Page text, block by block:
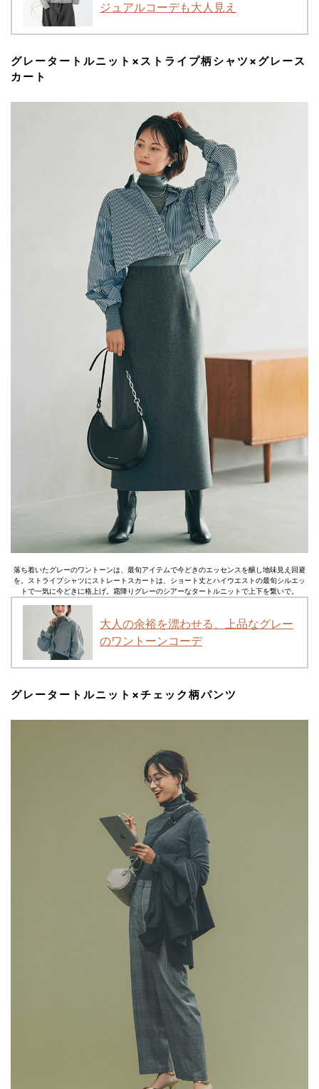
ジュアルコーデも大人見え
グレータートルニット×ストライプ柄シャツ×グレース
カート
落ち着いたグレーのワントーンは、最旬アイテムで今どきのエッセンスを醸し地味見え回避
を。ストライプシャツにストレートスカートは、ショート丈とハイウエストの最旬シルエッ
トで一気に今どきに格上げ。霜降りグレーのシアーなタートルニットで上下を繋いで。
大人の余裕を漂わせる、上品なグレー
のワントーンコーデ
グレータートルニット×チェック柄パンツ